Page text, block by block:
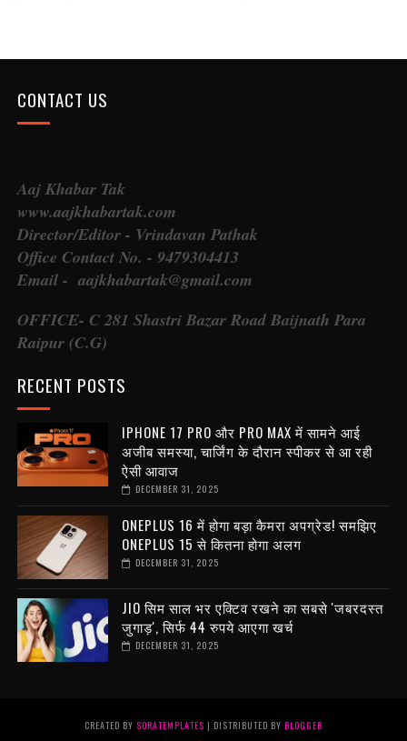
CONTACT US
Aaj Khabar Tak
www.aajkhabartak.com
Director/Editor - Vrindavan Pathak
Office Contact No. - 9479304413
Email - aajkhabartak@gmail.com
OFFICE- C 281 Shastri Bazar Road Baijnath Para
Raipur (C.G)
RECENT POSTS
IPHONE 17 PRO और PRO MAX में सामने आई
अजीब समस्या, चार्जिंग के दौरान स्पीकर से आ रही
ऐसी आवाज
DECEMBER 31, 2025
ONEPLUS 16 में होगा बड़ा कैमरा अपग्रेड! समझिए
ONEPLUS 15 से कितना होगा अलग
DECEMBER 31, 2025
JIO सिम साल भर एक्टिव रखने का सबसे 'जबरदस्त
जुगाड़', सिर्फ 44 रुपये आएगा खर्च
DECEMBER 31, 2025
CREATED BY SORATEMPLATES | DISTRIBUTED BY BLOGGER